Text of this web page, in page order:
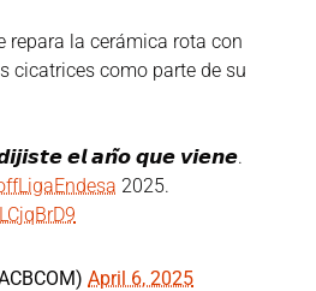
repara la cerámica rota con
cicatrices como parte de su
𝙚𝙡 𝙖𝙣̃𝙤 𝙦𝙪𝙚 𝙫𝙞𝙚𝙣𝙚.
2025.
April 6, 2025